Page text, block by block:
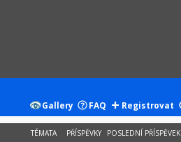
Gallery FAQ Registrovat
TÉMATA PŘÍSPĚVKY POSLEDNÍ PŘÍSPĚVEK